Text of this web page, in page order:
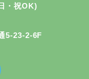
・祝OK)
5-23-2-6F